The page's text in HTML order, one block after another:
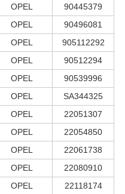
OPEL
90445379
OPEL
90496081
OPEL
905112292
OPEL
90512294
OPEL
90539996
OPEL
SA344325
OPEL
22051307
OPEL
22054850
OPEL
22061738
OPEL
22080910
OPEL
22118174